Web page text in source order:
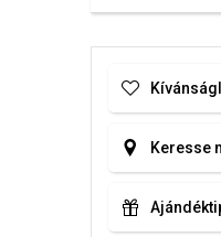
Keresse